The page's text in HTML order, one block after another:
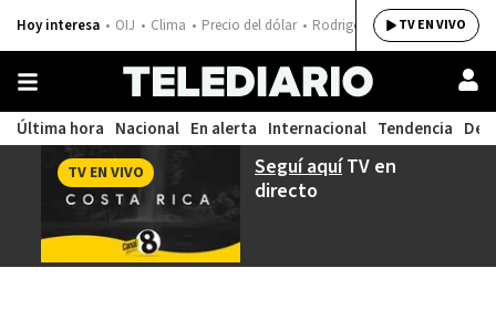
Hoy interesa OIJ Clima Precio del dólar Rodrigo ChavesTV EN VIVO
Última hora Nacional En alerta Internacional Tendencia
Seguí aquíTV en
directo
TV EN VIVO